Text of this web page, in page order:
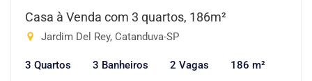
Casa à Venda com 3 quartos, 186m²
Jardim Del Rey, Catanduva-SP
3 Quartos 3 Banheiros 2 Vagas 186 m²